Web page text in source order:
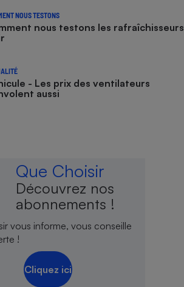
NOUS TESTONS
nous testons les rafraîchisseurs
- Les prix des ventilateurs
aussi
Que Choisir
Découvrez nos
abonnements !
vous informe, vous conseille
!
Cliquez ici